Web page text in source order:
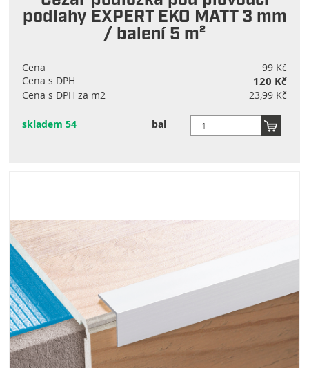
podlahy EXPERT EKO MATT 3 mm
/ balení 5 m²
Cena
99 Kč
Cena s DPH
120 Kč
Cena s DPH za m2 23,99 Kč
skladem 54 bal